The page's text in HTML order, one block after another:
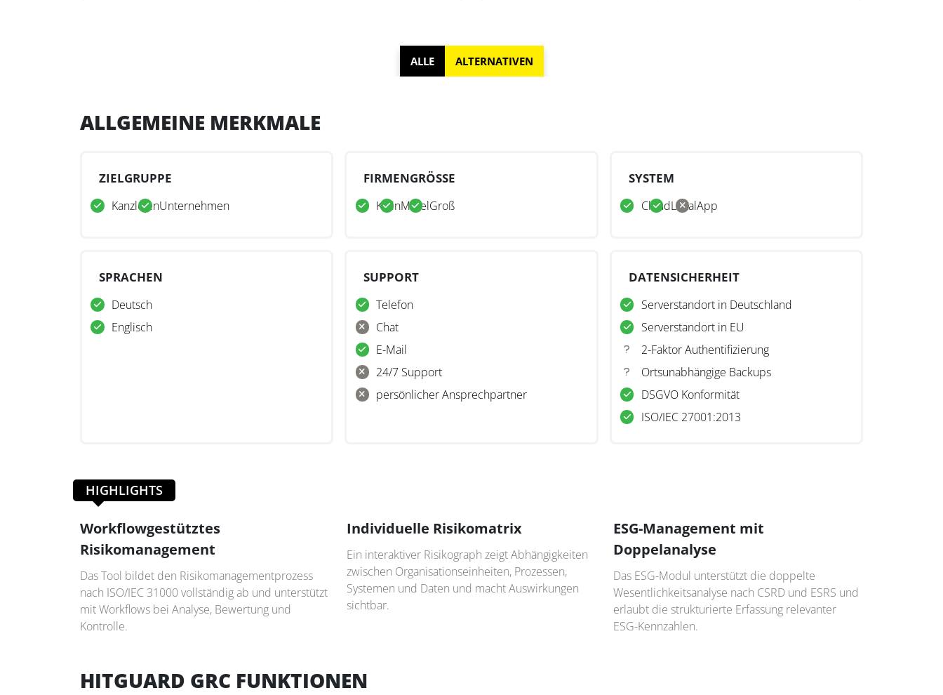
ALLE ALTERNATIVEN
ALLGEMEINE MERKMALE
ZIELGRUPPE
KanzleienUnternehmen
FIRMENGRÖSSE
KleinMittelGroß
SYSTEM
CloudLokalApp
SPRACHEN
Deutsch
Englisch
SUPPORT
Telefon
Chat
E-Mail
24/7 Support
persönlicher Ansprechpartner
DATENSICHERHEIT
Serverstandort in Deutschland
Serverstandort in EU
2-Faktor Authentifizierung
Ortsunabhängige Backups
DSGVO Konformität
ISO/IEC 27001:2013
HIGHLIGHTS
Workflowgestütztes
Risikomanagement
Das Tool bildet den Risikomanagementprozess
nach ISO/IEC 31000 vollständig ab und unterstützt
mit Workflows bei Analyse, Bewertung und
Kontrolle.
Individuelle Risikomatrix
Ein interaktiver Risikograph zeigt Abhängigkeiten
zwischen Organisationseinheiten, Prozessen,
Systemen und Daten und macht Auswirkungen
sichtbar.
ESG-Management mit
Doppelanalyse
Das ESG-Modul unterstützt die doppelte
Wesentlichkeitsanalyse nach CSRD und ESRS und
erlaubt die strukturierte Erfassung relevanter
ESG-Kennzahlen.
HITGUARD GRC FUNKTIONEN